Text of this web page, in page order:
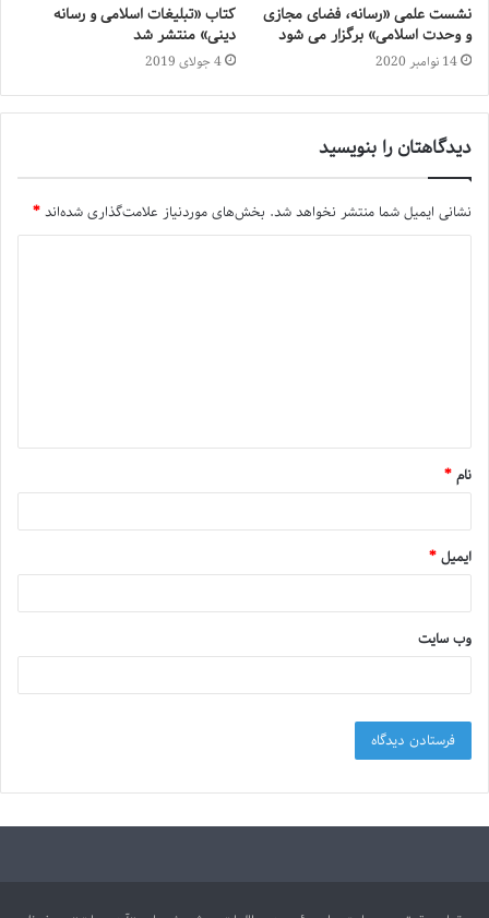
نشست علمی «رسانه، فضای مجازی
و وحدت اسلامی» برگزار می شود
14 نوامبر 2020
کتاب «تبلیغات اسلامی و رسانه
دینی» منتشر شد
4 جولای 2019
دیدگاهتان را بنویسید
نشانی ایمیل شما منتشر نخواهد شد. بخش‌های موردنیاز علامت‌گذاری شده‌اند*
نام*
ایمیل*
وب‌ سایت